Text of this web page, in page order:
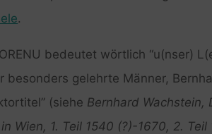
.
bedeutet wörtlich “u(nser)
besonders gelehrte Männer,
(siehe Bernhard Wachstein,
Wien, 1. Teil 1540 (?)-1670, 2. Teil